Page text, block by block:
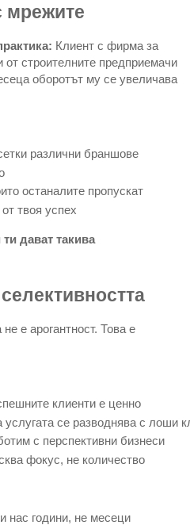
мрежите
Клиент с фирма за
от строителните предприемачи
оборотът му се увеличава
различни браншове
останалите пропускат
твоя успех
дават такива
не е арогантност. Това е
клиенти е ценно
услугата се разводнява с лоши
с перспективни бизнеси
фокус, не количество
нас години, не месеци